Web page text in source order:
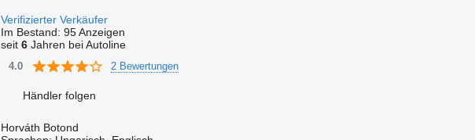
Verifizierter Verkäufer
Im Bestand: 95 Anzeigen
seit 6Jahren bei Autoline
4.0 2 Bewertungen
Händler folgen
Horváth Botond